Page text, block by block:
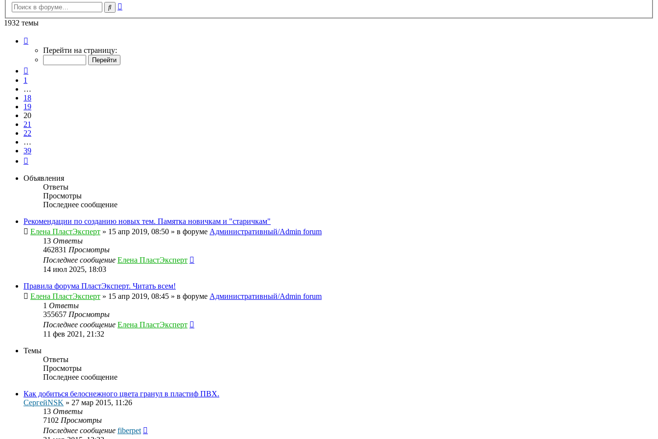
Поиск
1932 темы
20
Перейти на страницу:
1
…
18
19
20
21
22
…
39
Объявления
Ответы
Просмотры
Последнее сообщение
Рекомендации по созданию новых тем. Памятка новичкам и "старичкам"
Елена ПластЭксперт » 15 апр 2019, 08:50 » в форуме Административный/Admin forum
13 Ответы
462831 Просмотры
Последнее сообщение Елена ПластЭксперт
14 июл 2025, 18:03
Правила форума ПластЭксперт. Читать всем!
Елена ПластЭксперт » 15 апр 2019, 08:45 » в форуме Административный/Admin forum
1 Ответы
355657 Просмотры
Последнее сообщение Елена ПластЭксперт
11 фев 2021, 21:32
Темы
Ответы
Просмотры
Последнее сообщение
Как добиться белоснежного цвета гранул в пластиф ПВХ.
СергейNSK » 27 мар 2015, 11:26
13 Ответы
7102 Просмотры
Последнее сообщение fiberpet